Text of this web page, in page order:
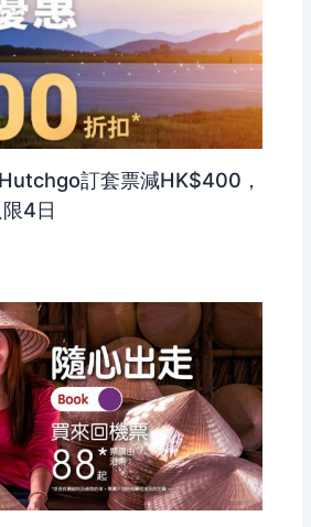
訂套票減HK$400，
4日